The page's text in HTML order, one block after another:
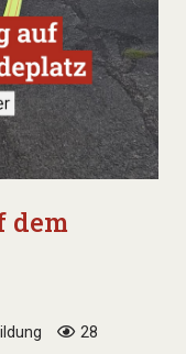
dem
28